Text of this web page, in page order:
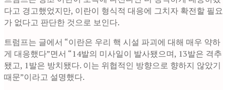
다고 경고했었지만, 이란이 형식적 대응에 그치자 확전할 필요
가 없다고 판단한 것으로 보인다.
트럼프는 글에서 “이란은 우리 핵 시설 파괴에 대해 매우 약하
게 대응했다”면서 “14발의 미사일이 발사됐으며, 13발은 격추
됐고, 1발은 방치됐다. 이는 위협적인 방향으로 향하지 않았기
때문”이라고 설명했다.